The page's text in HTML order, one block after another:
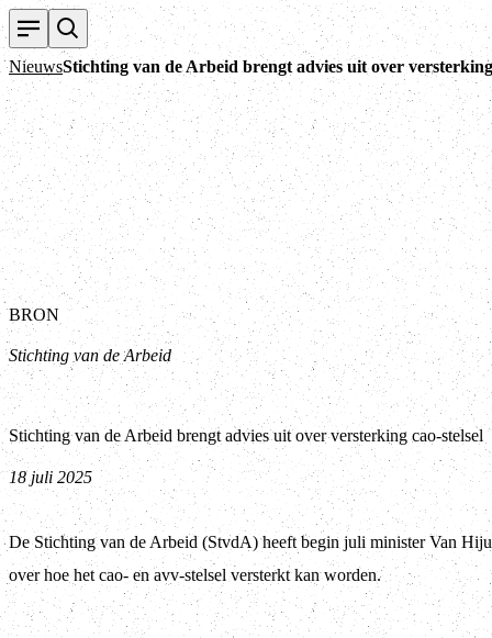
NieuwsStichting van de Arbeid brengt advies uit over versterking
BRON
Stichting van de Arbeid
Stichting van de Arbeid brengt advies uit over versterking cao-stelsel
18 juli 2025
De Stichting van de Arbeid (StvdA) heeft begin juli minister Van
over hoe het cao- en avv-stelsel versterkt kan worden.